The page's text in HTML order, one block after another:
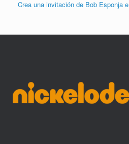
Crea una invitación de Bob Esponja